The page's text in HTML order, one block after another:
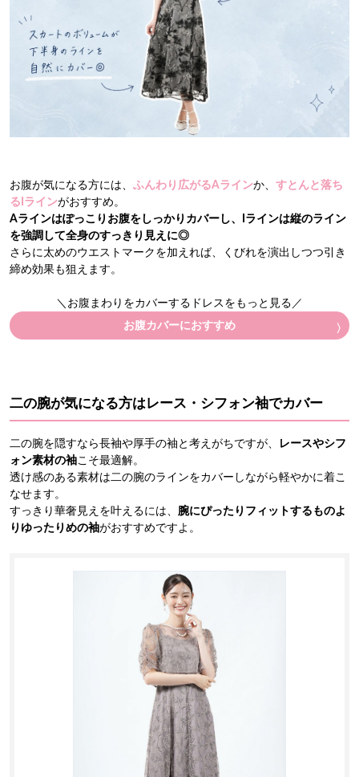
お腹が気になる方には、 ふんわり広がるAラインか、 すとんと落ち
るIラインがおすすめ。
Aラインはぽっこりお腹をしっかりカバーし、Iラインは縦のライン
を強調して全身のすっきり見えに◎
さらに太めのウエストマークを加えれば、くびれを演出しつつ引き
締め効果も狙えます。
＼お腹まわりをカバーするドレスをもっと見る／
お腹カバーにおすすめ
二の腕が気になる方はレース・シフォン袖でカバー
二の腕を隠すなら長袖や厚手の袖と考えがちですが、
レースやシフ
ォン素材の袖こそ最適解。
透け感のある素材は二の腕のラインをカバーしながら軽やかに着こ
なせます。
すっきり華奢見えを叶えるには、 腕にぴったりフィットするものよ
りゆったりめの袖がおすすめですよ。